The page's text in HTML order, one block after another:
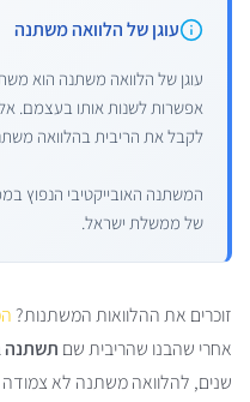
עוגן של הלוואה משתנה
עוגן של הלוואה משתנה הוא
אפשרות לשנות אותו בעצמם.
לקבל את הריבית בהלוואה
המשתנה האובייקטיבי הנפוץ
של ממשלת ישראל.
זוכרים את ההלוואות המשתנות?
אחרי שהבנו שהריבית שם תשתנה
שנים, להלוואה משתנה לא צמודה